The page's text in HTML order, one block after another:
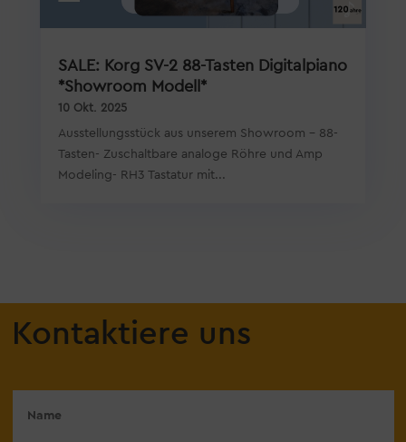
SALE: Korg SV-2 88-Tasten Digitalpiano
*Showroom Modell*
10 Okt. 2025
Ausstellungsstück aus unserem Showroom - 88-
Tasten- Zuschaltbare analoge Röhre und Amp
Modeling- RH3 Tastatur mit...
Kontaktiere uns